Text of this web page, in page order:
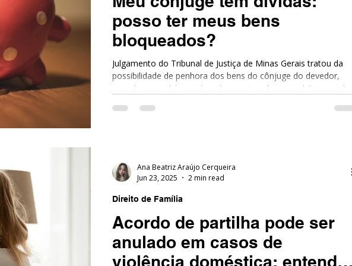
posso ter meus bens
bloqueados?
Julgamento do Tribunal de Justiça de Minas Gerais tratou da
possibilidade de penhora dos bens do cônjuge do devedor,
quando o casal é casado sob o regime de comunhão parcial de
Acordo de partilha pode ser
anulado em casos de
violência doméstica: entenda
Direito de Família
Ana Beatriz Araújo Cerqueira
Jun 23, 2025
2 min read